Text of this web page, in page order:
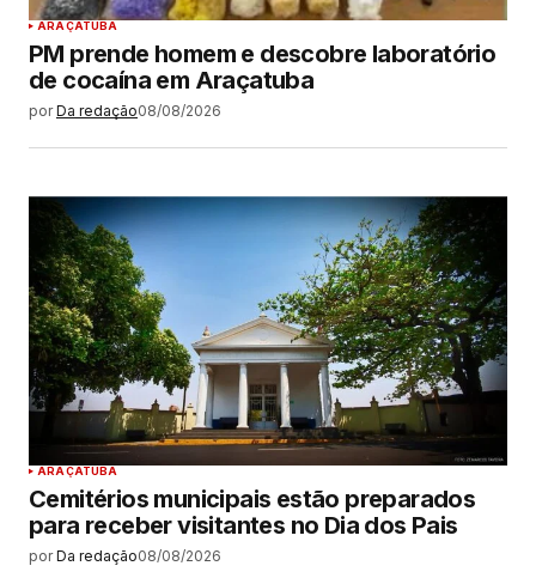
ARAÇATUBA
PM prende homem e descobre laboratório
de cocaína em Araçatuba
por Da redação08/08/2026
ARAÇATUBA
Cemitérios municipais estão preparados
para receber visitantes no Dia dos Pais
por Da redação08/08/2026